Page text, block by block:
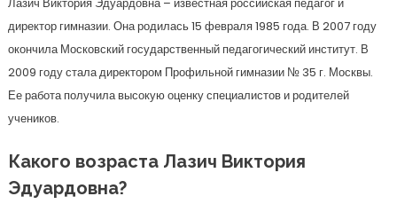
директор гимназии. Она родилась 15 февраля 1985 года. В 2007 году
окончила Московский государственный педагогический институт. В
2009 году стала директором Профильной гимназии № 35 г. Москвы.
Ее работа получила высокую оценку специалистов и родителей
учеников.
Какого возраста Лазич Виктория
Эдуардовна?